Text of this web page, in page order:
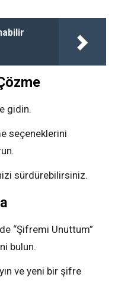
gidin.
seçeneklerini
sürdürebilirsiniz.
“Şifremi Unuttum”
bulun.
ve yeni bir şifre